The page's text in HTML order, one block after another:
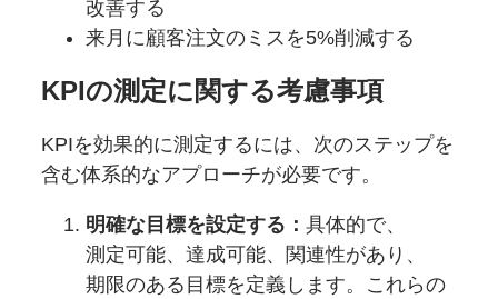
改善する
来月に顧客注文の ミスを5%削減する
KPIの測定に関する考慮事項
KPIを効果的に測定するには、 次のステップを
含む体系的なアプローチが必要です。
明確な 目標を設定する：具体的で、
測定可能、達成可能、 関連性があり、
期限のある 目標を定義します。 これらの